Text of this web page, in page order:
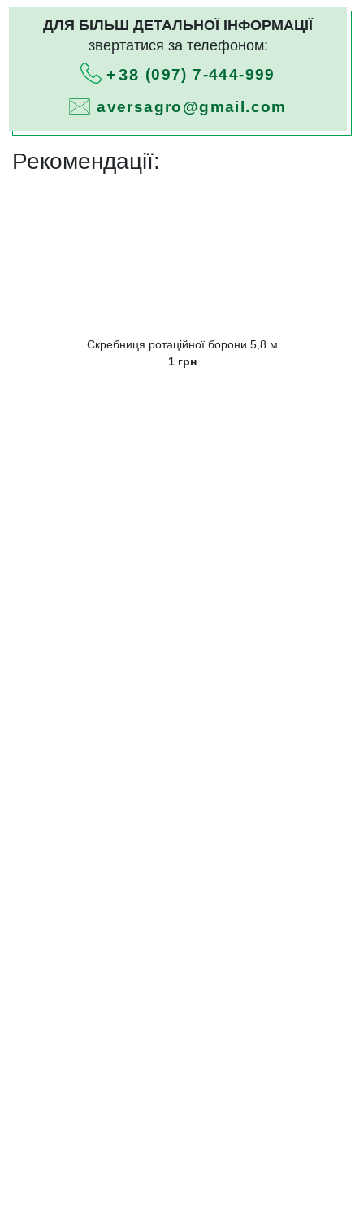
ДЛЯ БІЛЬШ ДЕТАЛЬНОЇ ІНФОРМАЦІЇ
звертатися за телефоном:
+38 (097) 7-444-999
aversagro@gmail.com
Рекомендації:
Скребниця ротаційної борони 5,8 м
1 грн